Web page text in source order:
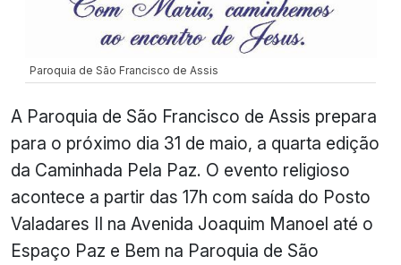
Paroquia de São Francisco de Assis
A Paroquia de São Francisco de Assis prepara
para o próximo dia 31 de maio, a quarta edição
da Caminhada Pela Paz. O evento religioso
acontece a partir das 17h com saída do Posto
Valadares II na Avenida Joaquim Manoel até o
Espaço Paz e Bem na Paroquia de São